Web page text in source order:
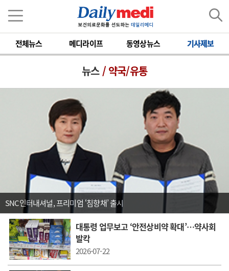
전체뉴스 메디라이프 동영상뉴스 기사제보
뉴스/ 약국/유통
SNC인터내셔널, 프리미엄 ‘침향채’ 출시
대통령 업무보고 ‘안전상비약 확대’…약사회
발칵
2026-07-22